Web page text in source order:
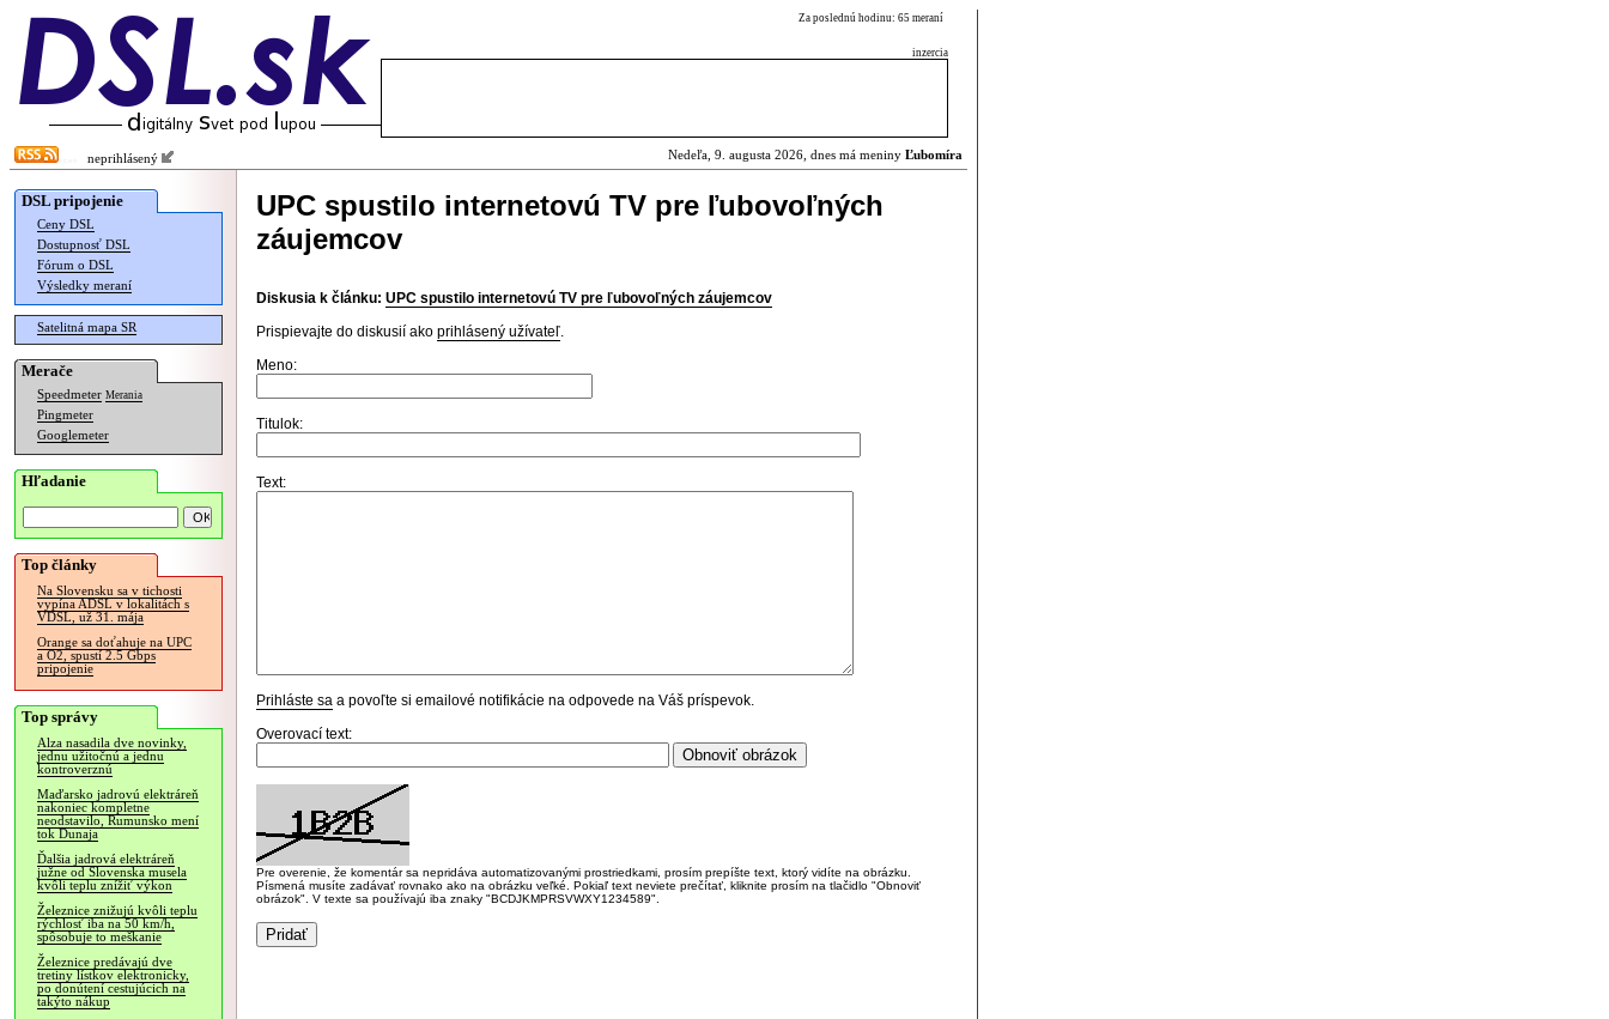
Za poslednú hodinu: 65 meraní
inzercia
neprihlásený Nedeľa, 9. augusta 2026, dnes má meniny Ľubomíra
DSL pripojenie
Ceny DSL
Dostupnosť DSL
Fórum o DSL
Výsledky meraní
Satelitná mapa SR
Merače
Speedmeter Merania
Pingmeter
Googlemeter
Hľadanie
Top články
Na Slovensku sa v tichosti
vypína ADSL v lokalitách s
VDSL, už 31. mája
Orange sa doťahuje na UPC
a O2, spustí 2.5 Gbps
pripojenie
Top správy
Alza nasadila dve novinky,
jednu užitočnú a jednu
kontroverznú
Maďarsko jadrovú elektráreň
nakoniec kompletne
neodstavilo, Rumunsko mení
tok Dunaja
Ďalšia jadrová elektráreň
južne od Slovenska musela
kvôli teplu znížiť výkon
Železnice znižujú kvôli teplu
rýchlosť iba na 50 km/h,
spôsobuje to meškanie
Železnice predávajú dve
tretiny lístkov elektronicky,
po donútení cestujúcich na
takýto nákup
UPC spustilo internetovú TV pre ľubovoľných
záujemcov
Diskusia k článku: UPC spustilo internetovú TV pre ľubovoľných záujemcov
Prispievajte do diskusií ako prihlásený užívateľ.
Meno:
Titulok:
Text:
Prihláste sa a povoľte si emailové notifikácie na odpovede na Váš príspevok.
Overovací text:
Pre overenie, že komentár sa nepridáva automatizovanými prostriedkami, prosím prepíšte text, ktorý vidíte na obrázku.
Písmená musíte zadávať rovnako ako na obrázku veľké. Pokiaľ text neviete prečítať, kliknite prosím na tlačidlo "Obnoviť
obrázok". V texte sa používajú iba znaky "BCDJKMPRSVWXY1234589".